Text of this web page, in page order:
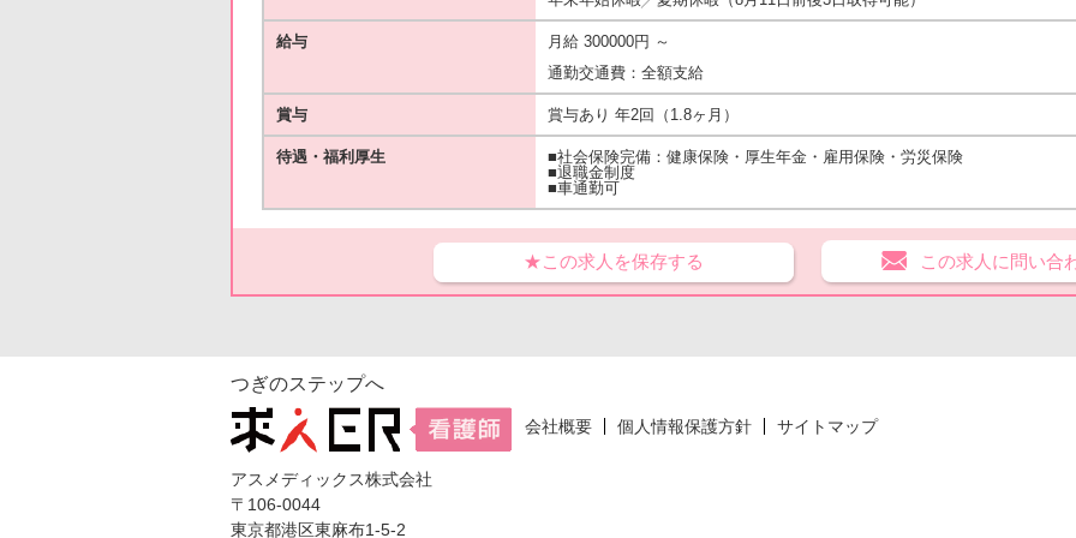
給与
月給 300000円 ～
通勤交通費：全額支給
賞与 賞与あり 年2回（1.8ヶ月）
待遇・福利厚生
■社会保険完備：健康保険・厚生年金・雇用保険・労災保険
■退職金制度
■車通勤可
★この求人を保存する この求人に問い合
つぎのステップへ
会社概要 個人情報保護方針 サイトマップ
アスメディックス株式会社
〒106-0044
東京都港区東麻布1-5-2